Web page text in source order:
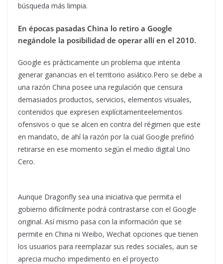
búsqueda más limpia.
En épocas pasadas China lo retiro a Google
negándole la posibilidad de operar allí en el 2010.
Google es prácticamente un problema que intenta
generar ganancias en el territorio asiático.Pero se debe a
una razón China posee una regulación que censura
demasiados productos, servicios, elementos visuales,
contenidos que expresen explícitamenteelementos
ofensivos o que se alcen en contra del régimen que este
en mandato, de ahí la razón por la cual Google prefirió
retirarse en ese momento según el medio digital Uno
Cero.
Aunque Dragonfly sea una iniciativa que permita el
gobierno difícilmente podrá contrastarse con el Google
original. Así mismo pasa con la información que se
permite en China ni Weibo, Wechat opciones que tienen
los usuarios para reemplazar sus redes sociales, aun se
aprecia mucho impedimento en el proyecto